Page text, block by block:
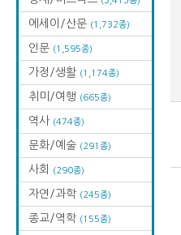
에세이/산문 (1,732종)
인문 (1,595종)
가정/생활 (1,174종)
취미/여행 (665종)
역사 (474종)
문화/예술 (291종)
사회 (290종)
자연/과학 (245종)
종교/역학 (155종)